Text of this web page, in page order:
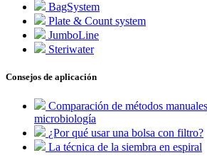
BagSystem
Plate & Count system
JumboLine
Steriwater
Consejos de aplicación
Comparación de métodos
microbiología
¿Por qué usar una bolsa con filtro?
La técnica de la siembra en espiral